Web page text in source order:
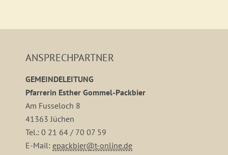
ANSPRECHPARTNER
GEMEINDELEITUNG
Pfarrerin Esther Gommel-Packbier
Am Fusseloch 8
41363 Jüchen
Tel.: 0 21 64 / 70 07 59
E-Mail: epackbier@t-online.de